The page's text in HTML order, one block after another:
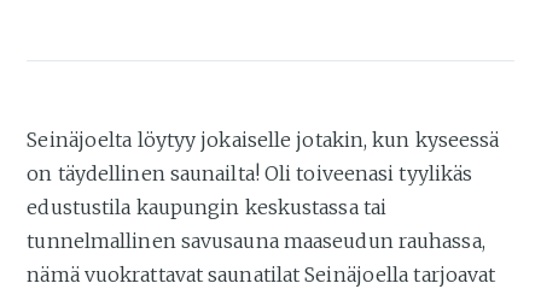
Seinäjoelta löytyy jokaiselle jotakin, kun kyseessä
on täydellinen saunailta! Oli toiveenasi tyylikäs
edustustila kaupungin keskustassa tai
tunnelmallinen savusauna maaseudun rauhassa,
nämä vuokrattavat saunatilat Seinäjoella tarjoavat